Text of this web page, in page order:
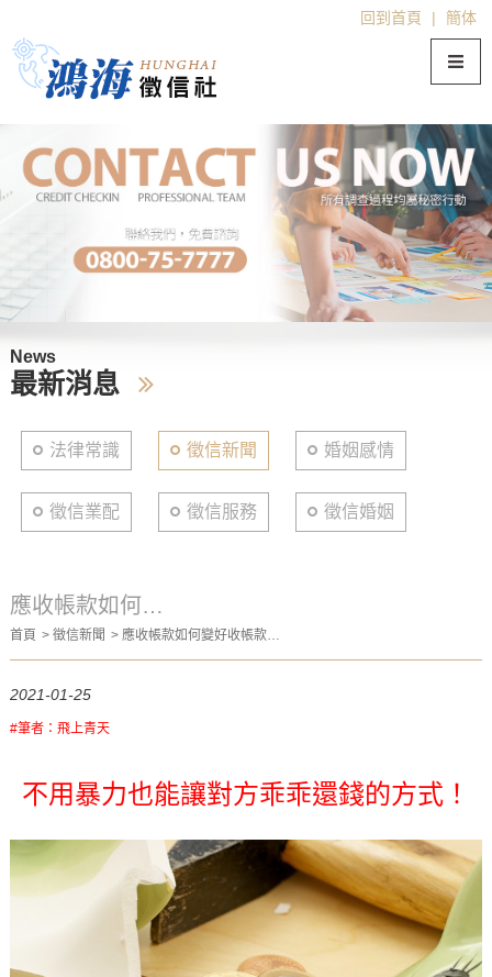
回到首頁 | 簡体
News
最新消息
法律常識 徵信新聞 婚姻感情
徵信業配 徵信服務 徵信婚姻
應收帳款如何變
好收帳款，讓我
首頁 徵信新聞
應收帳款如何變好收帳款，
讓我們來教你！
2021-01-25
#筆者：飛上青天
不用暴力也能讓對方乖乖還錢的方式！